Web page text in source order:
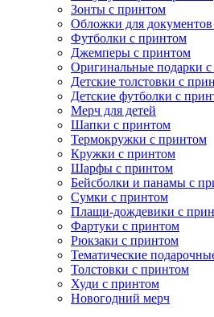
Зонты с принтом
Обложки для
Футболки с принтом
Джемперы с принтом
Оригинальные подарки
Детские толстовки с
Детские футболки с
Мерч для детей
Шапки с принтом
Термокружки с принтом
Кружки с принтом
Шарфы с принтом
Бейсболки и панамы с
Сумки с принтом
Плащи-дождевики с
Фартуки с принтом
Рюкзаки с принтом
Тематические
Толстовки с принтом
Худи с принтом
Новогодний мерч